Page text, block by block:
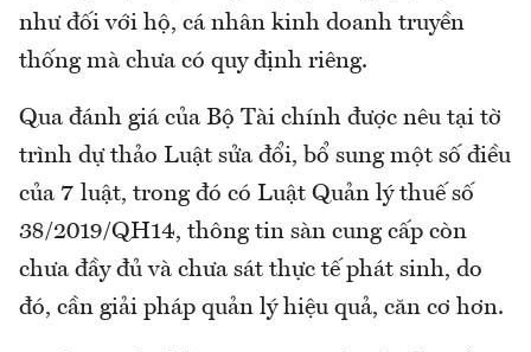
như đối với hộ, cá nhân kinh doanh truyền
thống mà chưa có quy định riêng.
Qua đánh giá của Bộ Tài chính được nêu tại tờ
trình dự thảo Luật sửa đổi, bổ sung một số điều
của 7 luật, trong đó có Luật Quản lý thuế số
38/2019/QH14, thông tin sàn cung cấp còn
chưa đầy đủ và chưa sát thực tế phát sinh, do
đó, cần giải pháp quản lý hiệu quả, căn cơ hơn.